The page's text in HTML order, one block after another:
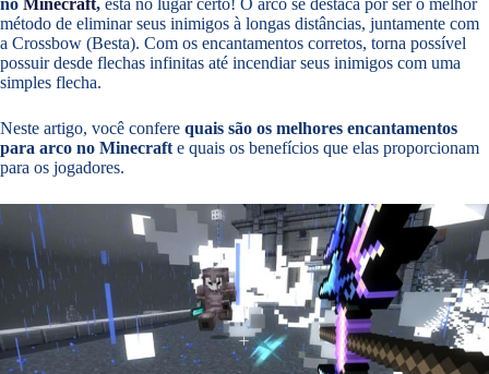
método de eliminar seus inimigos à longas distâncias, juntamente com
a Crossbow (Besta). Com os encantamentos corretos, torna possível
possuir desde flechas infinitas até incendiar seus inimigos com uma
simples flecha.
Neste artigo, você confere quais são os melhores encantamentos
para arco no Minecraft e quais os benefícios que elas proporcionam
para os jogadores.